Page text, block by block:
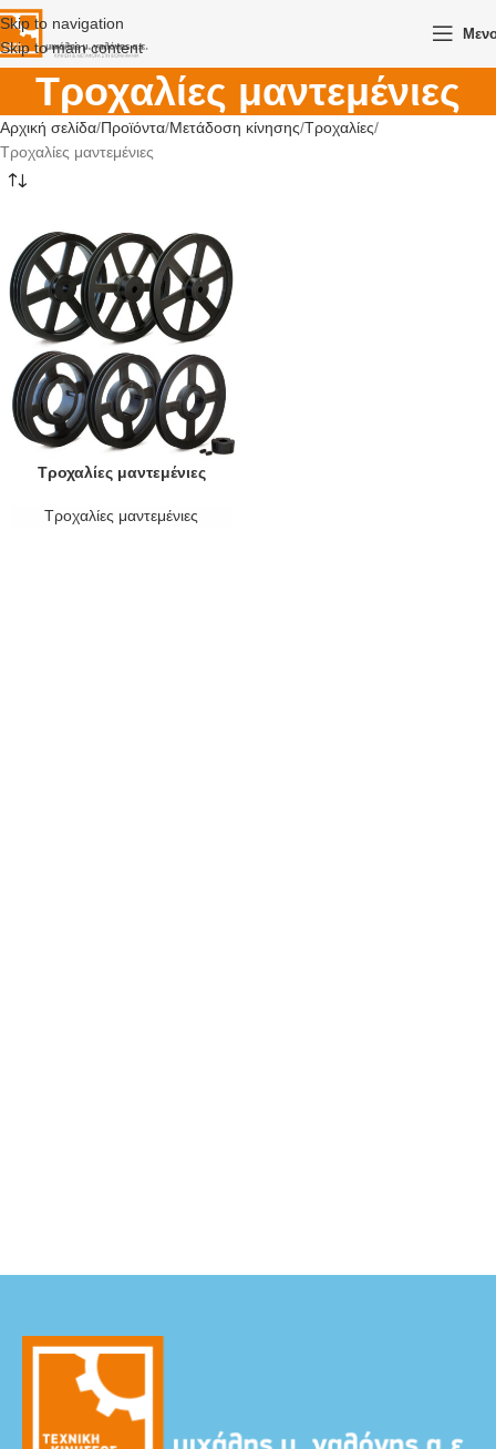
Skip to navigation
Skip to main content
Τροχαλίες μαντεμένιες
Αρχική σελίδα Προϊόντα Μετάδοση κίνησης Τροχαλίες
Τροχαλίες μαντεμένιες
Τροχαλίες μαντεμένιες
Τροχαλίες μαντεμένιες